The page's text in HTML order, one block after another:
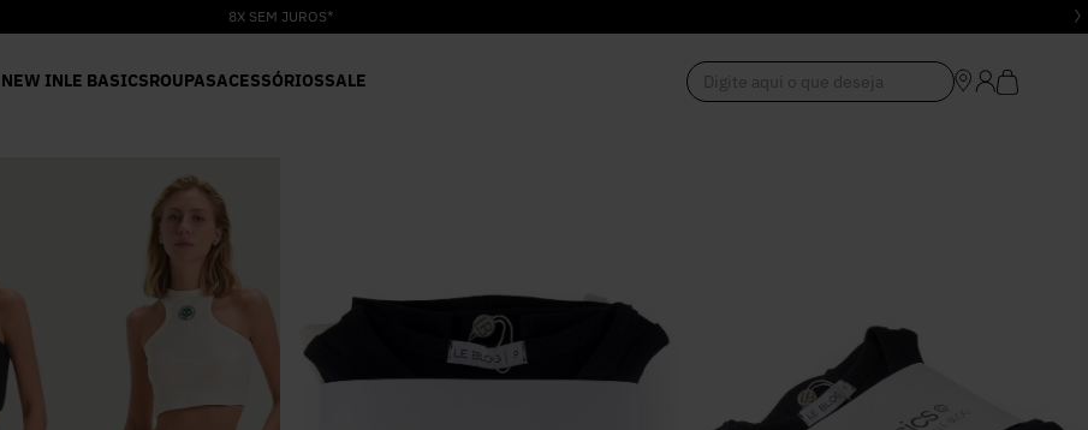
8X SEM JUROS*
NEW INLE BASICSROUPASACESSÓRIOSSALE Digite aqui o que deseja
Blusa